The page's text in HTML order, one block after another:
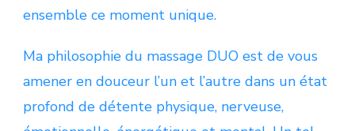
ensemble ce moment unique.
Ma philosophie du massage DUO est de vous
amener en douceur l’un et l’autre dans un état
profond de détente physique, nerveuse,